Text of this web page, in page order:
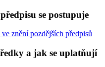
se postupuje
znění pozdějších předpisů
a jak se uplatňují